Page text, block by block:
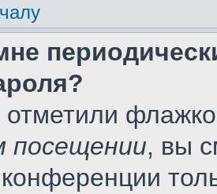
посещении, вы